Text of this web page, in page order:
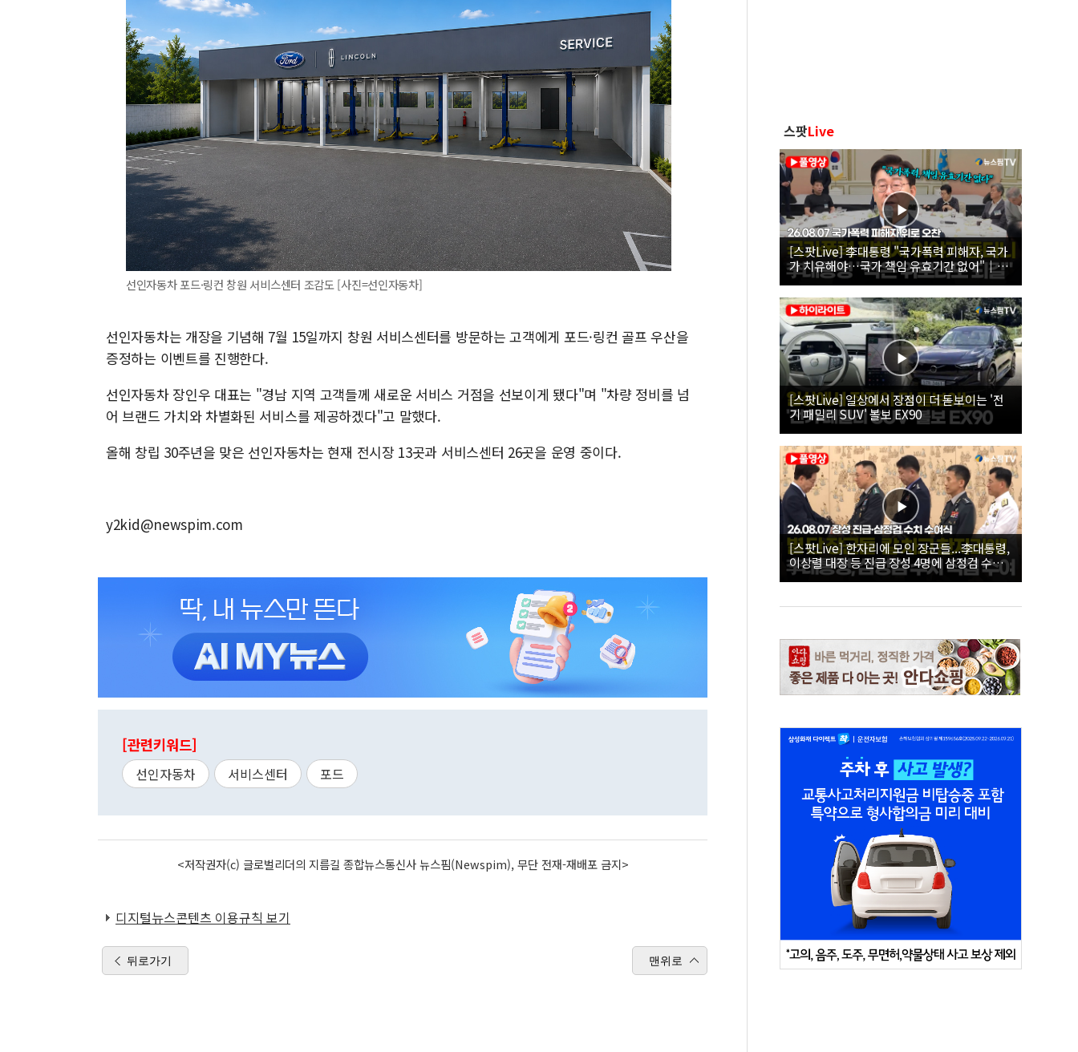
선인자동차 포드·링컨 창원 서비스센터 조감도 [사진=선인자동차]
선인자동차는 개장을 기념해 7월 15일까지 창원 서비스센터를 방문하는 고객에게 포드·링컨 골프 우산을
증정하는 이벤트를 진행한다.
선인자동차 장인우 대표는 "경남 지역 고객들께 새로운 서비스 거점을 선보이게 됐다"며 "차량 정비를 넘
어 브랜드 가치와 차별화된 서비스를 제공하겠다"고 말했다.
올해 창립 30주년을 맞은 선인자동차는 현재 전시장 13곳과 서비스센터 26곳을 운영 중이다.
y2kid@newspim.com
[관련키워드]
선인자동차 서비스센터 포드
<저작권자(c) 글로벌리더의 지름길 종합뉴스통신사 뉴스핌(Newspim), 무단 전재-재배포 금지>
디지털뉴스콘텐츠 이용규칙 보기
뒤로가기 맨위로
스팟Live
[스팟Live] 李대통령 "국가폭력 피해자, 국가
가 치유해야…국가 책임 유효기간 없어"｜
26.08.07 국가폭력 피해자 위로 오찬
[스팟Live] 일상에서 장점이 더 돋보이는 '전
기 패밀리 SUV' 볼보 EX90
[스팟Live] 한자리에 모인 장군들...李대통령,
이상렬 대장 등 진급 장성 4명에 삼정검 수치
직접 수여｜26.08.07 장성 진급·삼정검 수치